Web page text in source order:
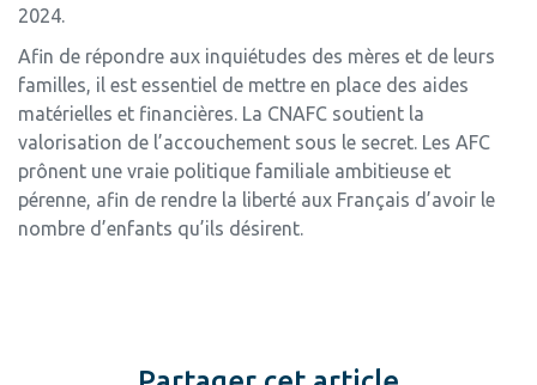
2024.
Afin de répondre aux inquiétudes des mères et de leurs
familles, il est essentiel de mettre en place des aides
matérielles et financières. La CNAFC soutient la
valorisation de l’accouchement sous le secret. Les AFC
prônent une vraie politique familiale ambitieuse et
pérenne, afin de rendre la liberté aux Français d’avoir le
nombre d’enfants qu’ils désirent.